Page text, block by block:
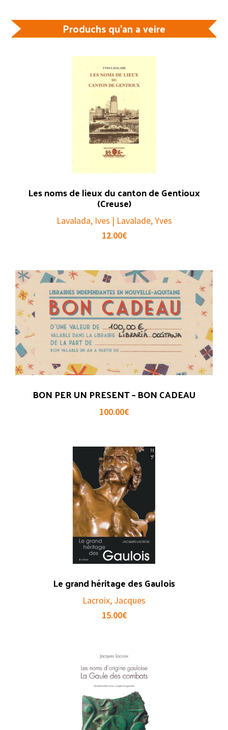
Produchs qu'an a veire
Les noms de lieux du canton de Gentioux
(Creuse)
Lavalada, Ives | Lavalade, Yves
12.00€
BON PER UN PRESENT – BON CADEAU
100.00€
Le grand héritage des Gaulois
Lacroix, Jacques
15.00€